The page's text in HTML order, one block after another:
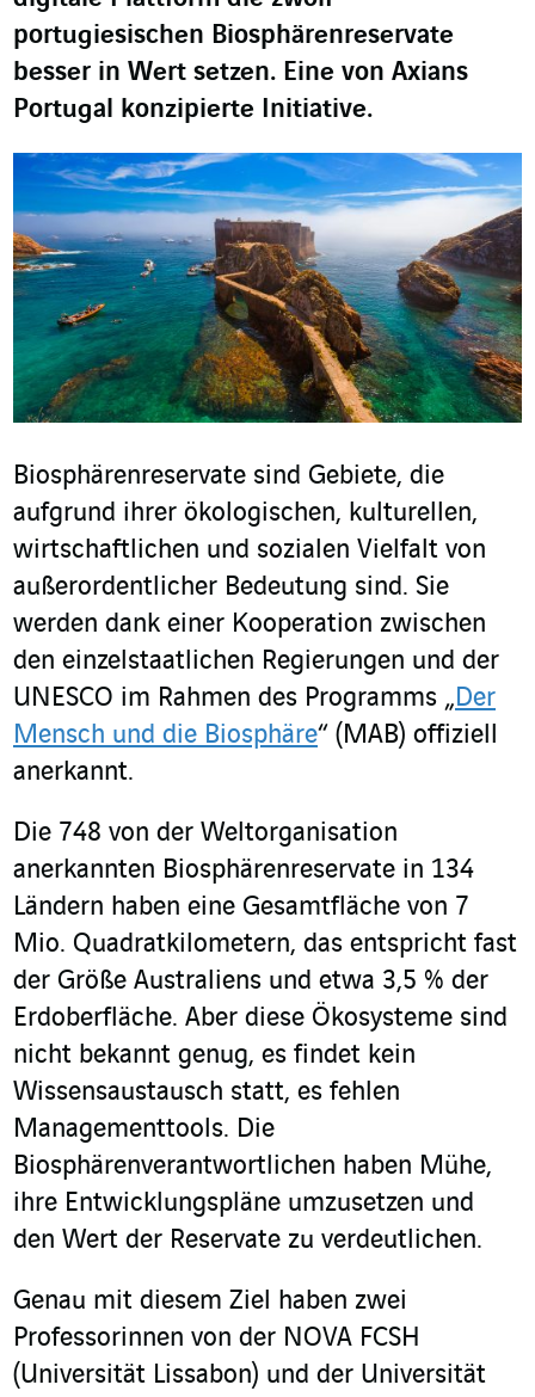
portugiesischen Biosphärenreservate
besser in Wert setzen. Eine von Axians
Portugal konzipierte Initiative.
Biosphärenreservate sind Gebiete, die
aufgrund ihrer ökologischen, kulturellen,
wirtschaftlichen und sozialen Vielfalt von
außerordentlicher Bedeutung sind. Sie
werden dank einer Kooperation zwischen
den einzelstaatlichen Regierungen und der
UNESCO im Rahmen des Programms „Der
Mensch und die Biosphäre“ (MAB) offiziell
anerkannt.
Die 748 von der Weltorganisation
anerkannten Biosphärenreservate in 134
Ländern haben eine Gesamtfläche von 7
Mio. Quadratkilometern, das entspricht fast
der Größe Australiens und etwa 3,5 % der
Erdoberfläche. Aber diese Ökosysteme sind
nicht bekannt genug, es findet kein
Wissensaustausch statt, es fehlen
Managementtools. Die
Biosphärenverantwortlichen haben Mühe,
ihre Entwicklungspläne umzusetzen und
den Wert der Reservate zu verdeutlichen.
Genau mit diesem Ziel haben zwei
Professorinnen von der NOVA FCSH
(Universität Lissabon) und der Universität